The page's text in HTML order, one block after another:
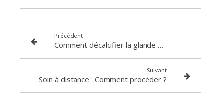
Précédent
Comment décalcifier la glande pinéale ?
Suivant
Soin à distance : Comment procéder ?